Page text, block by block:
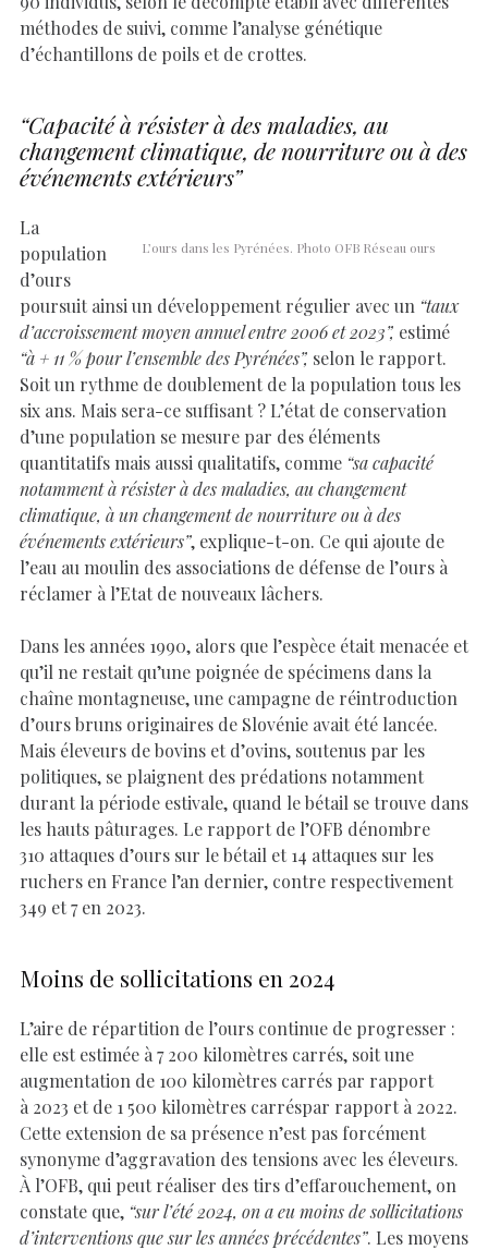
méthodes de suivi, comme l’analyse génétique
d’échantillons de poils et de crottes.
“Capacité à résister à des maladies, au
changement climatique, de nourriture ou à des
événements extérieurs”
L’ours dans les Pyrénées. Photo OFB Réseau ours
La
population
d’ours
poursuit ainsi un développement régulier avec un “taux
d’accroissement moyen annuel entre 2006 et 2023”, estimé
“à + 11 % pour l’ensemble des Pyrénées”, selon le rapport.
Soit un rythme de doublement de la population tous les
six ans. Mais sera-ce suffisant ? L’état de conservation
d’une population se mesure par des éléments
quantitatifs mais aussi qualitatifs, comme “sa capacité
notamment à résister à des maladies, au changement
climatique, à un changement de nourriture ou à des
événements extérieurs”, explique-t-on. Ce qui ajoute de
l’eau au moulin des associations de défense de l’ours à
réclamer à l’Etat de nouveaux lâchers.
Dans les années 1990, alors que l’espèce était menacée et
qu’il ne restait qu’une poignée de spécimens dans la
chaîne montagneuse, une campagne de réintroduction
d’ours bruns originaires de Slovénie avait été lancée.
Mais éleveurs de bovins et d’ovins, soutenus par les
politiques, se plaignent des prédations notamment
durant la période estivale, quand le bétail se trouve dans
les hauts pâturages. Le rapport de l’OFB dénombre
310 attaques d’ours sur le bétail et 14 attaques sur les
ruchers en France l’an dernier, contre respectivement
349 et 7 en 2023.
Moins de sollicitations en 2024
L’aire de répartition de l’ours continue de progresser :
elle est estimée à 7 200 kilomètres carrés, soit une
augmentation de 100 kilomètres carrés par rapport
à 2023 et de 1 500 kilomètres carréspar rapport à 2022.
Cette extension de sa présence n’est pas forcément
synonyme d’aggravation des tensions avec les éleveurs.
À l’OFB, qui peut réaliser des tirs d’effarouchement, on
constate que, “sur l’été 2024, on a eu moins de sollicitations
d’interventions que sur les années précédentes”. Les moyens